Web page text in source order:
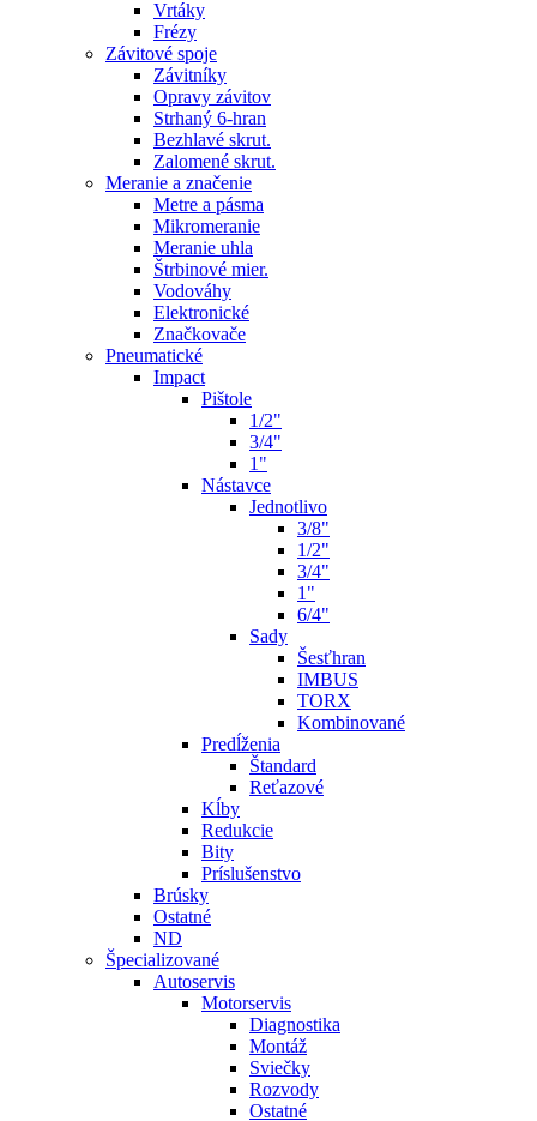
Vrtáky
Frézy
Závitové spoje
Závitníky
Opravy závitov
Strhaný 6-hran
Bezhlavé skrut.
Zalomené skrut.
Meranie a značenie
Metre a pásma
Mikromeranie
Meranie uhla
Štrbinové mier.
Vodováhy
Elektronické
Značkovače
Pneumatické
Impact
Pištole
1/2"
3/4"
1"
Nástavce
Jednotlivo
3/8"
1/2"
3/4"
1"
6/4"
Sady
Šesťhran
IMBUS
TORX
Kombinované
Predĺženia
Štandard
Reťazové
Kĺby
Redukcie
Bity
Príslušenstvo
Brúsky
Ostatné
ND
Špecializované
Autoservis
Motorservis
Diagnostika
Montáž
Sviečky
Rozvody
Ostatné